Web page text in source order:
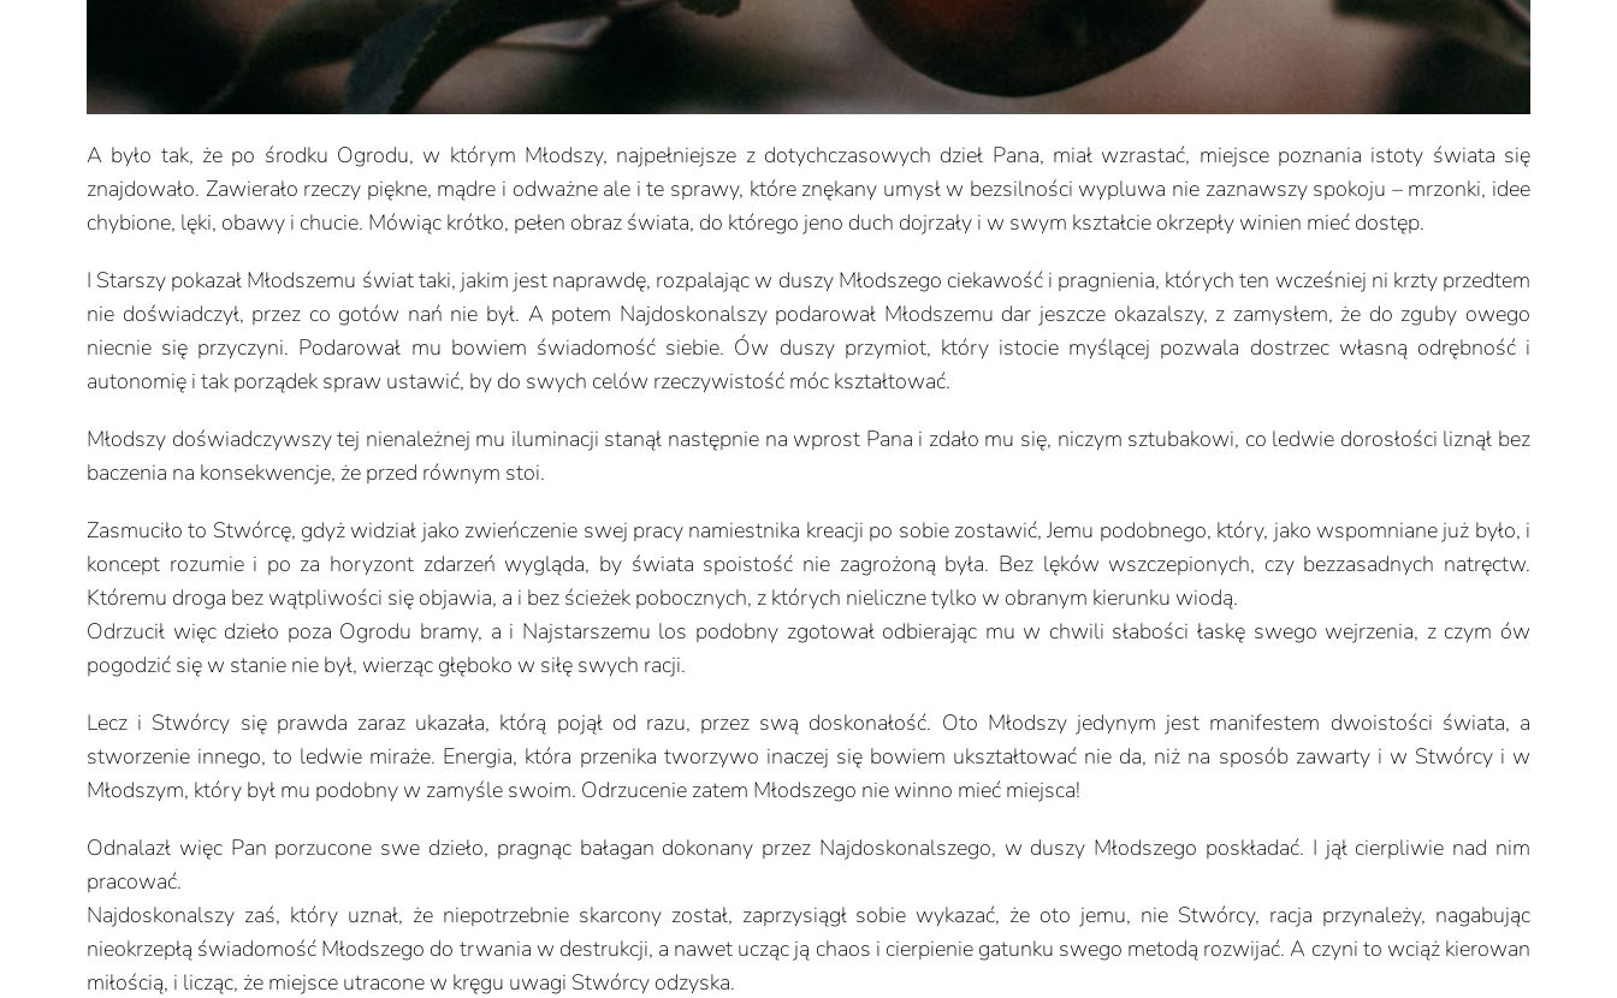
A było tak, że po środku Ogrodu, w którym Młodszy, najpełniejsze z dotychczasowych dzieł Pana, miał wzrastać, miejsce poznania istoty świata się
znajdowało. Zawierało rzeczy piękne, mądre i odważne ale i te sprawy, które znękany umysł w bezsilności wypluwa nie zaznawszy spokoju – mrzonki, idee
chybione, lęki, obawy i chucie. Mówiąc krótko, pełen obraz świata, do którego jeno duch dojrzały i w swym kształcie okrzepły winien mieć dostęp.
I Starszy pokazał Młodszemu świat taki, jakim jest naprawdę, rozpalając w duszy Młodszego ciekawość i pragnienia, których ten wcześniej ni krzty przedtem
nie doświadczył, przez co gotów nań nie był. A potem Najdoskonalszy podarował Młodszemu dar jeszcze okazalszy, z zamysłem, że do zguby owego
niecnie się przyczyni. Podarował mu bowiem świadomość siebie. Ów duszy przymiot, który istocie myślącej pozwala dostrzec własną odrębność i
autonomię i tak porządek spraw ustawić, by do swych celów rzeczywistość móc kształtować.
Młodszy doświadczywszy tej nienależnej mu iluminacji stanął następnie na wprost Pana i zdało mu się, niczym sztubakowi, co ledwie dorosłości liznął bez
baczenia na konsekwencje, że przed równym stoi.
Zasmuciło to Stwórcę, gdyż widział jako zwieńczenie swej pracy namiestnika kreacji po sobie zostawić, Jemu podobnego, który, jako wspomniane już było, i
koncept rozumie i po za horyzont zdarzeń wygląda, by świata spoistość nie zagrożoną była. Bez lęków wszczepionych, czy bezzasadnych natręctw.
Któremu droga bez wątpliwości się objawia, a i bez ścieżek pobocznych, z których nieliczne tylko w obranym kierunku wiodą.
Odrzucił więc dzieło poza Ogrodu bramy, a i Najstarszemu los podobny zgotował odbierając mu w chwili słabości łaskę swego wejrzenia, z czym ów
pogodzić się w stanie nie był, wierząc głęboko w siłę swych racji.
Lecz i Stwórcy się prawda zaraz ukazała, którą pojął od razu, przez swą doskonałość. Oto Młodszy jedynym jest manifestem dwoistości świata, a
stworzenie innego, to ledwie miraże. Energia, która przenika tworzywo inaczej się bowiem ukształtować nie da, niż na sposób zawarty i w Stwórcy i w
Młodszym, który był mu podobny w zamyśle swoim. Odrzucenie zatem Młodszego nie winno mieć miejsca!
Odnalazł więc Pan porzucone swe dzieło, pragnąc bałagan dokonany przez Najdoskonalszego, w duszy Młodszego poskładać. I jął cierpliwie nad nim
pracować.
Najdoskonalszy zaś, który uznał, że niepotrzebnie skarcony został, zaprzysiągł sobie wykazać, że oto jemu, nie Stwórcy, racja przynależy, nagabując
nieokrzepłą świadomość Młodszego do trwania w destrukcji, a nawet ucząc ją chaos i cierpienie gatunku swego metodą rozwijać. A czyni to wciąż kierowan
miłością, i licząc, że miejsce utracone w kręgu uwagi Stwórcy odzyska.